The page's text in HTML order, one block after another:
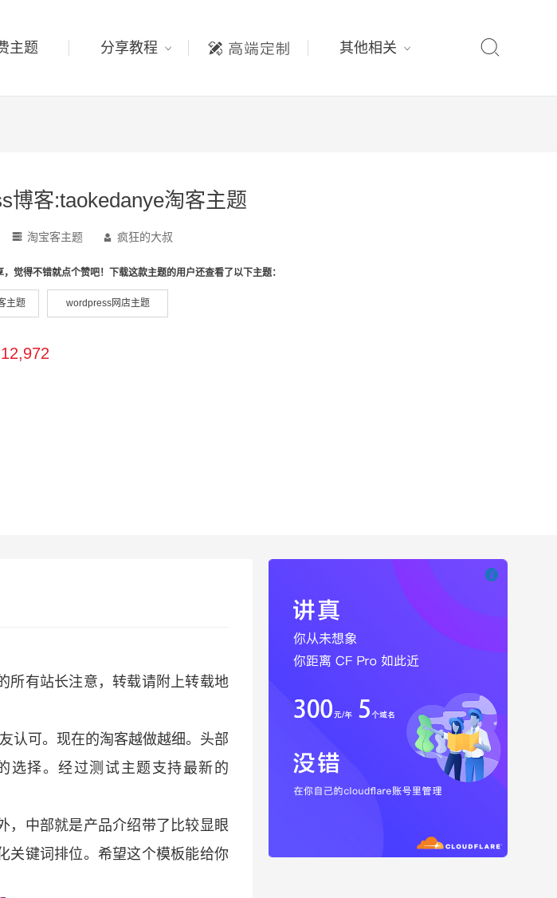
主题 分享教程 其他相关 
博客:taokedanye淘客主题
 淘宝客主题  疯狂的大叔
觉得不错就点个赞吧！下载这款主题的用户还查看了以下主题：
主题 wordpress网店主题
12,972
所有站长注意，转载请附上转载地
认可。现在的淘客越做越细。头部
选择。经过测试主题支持最新的
，中部就是产品介绍带了比较显眼
关键词排位。希望这个模板能给你
